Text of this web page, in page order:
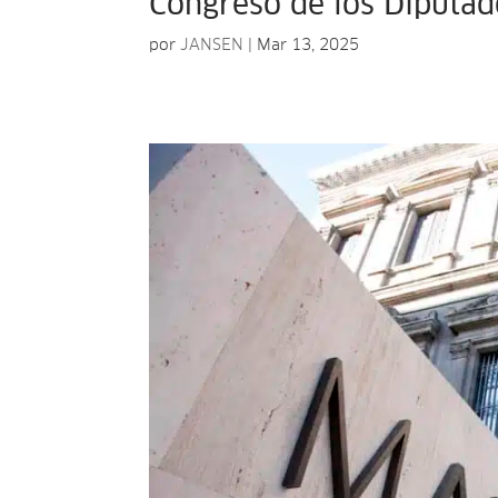
Congreso de los
porJANSEN Mar 13, 2025